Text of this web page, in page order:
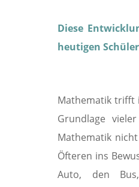
Diese
heutigen
Mathematik trifft
Grundlage
Mathematik
Öfteren ins
Auto, den